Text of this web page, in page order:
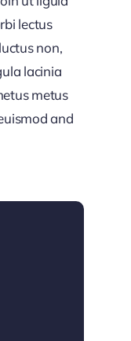
lectus
non,
lacinia
metus
and